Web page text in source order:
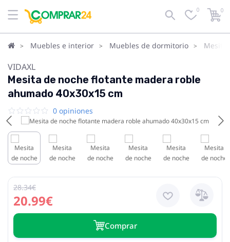
0 0
Muebles e interior Muebles de dormitorio
VIDAXL
Mesita de noche flotante madera roble
ahumado 40x30x15 cm
0 opiniones
20.99€
28.34€
Сomprar